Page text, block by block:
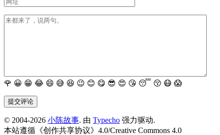
🌹 😀 😁 😂 😄 😅 😆 😉 😊 😋 😎 😍 😘 😴 😚 😷 😱
提交评论
© 2004-2026 小陈故事. 由 Typecho 强力驱动.
本站遵循《创作共享协议》4.0/Creative Commons 4.0